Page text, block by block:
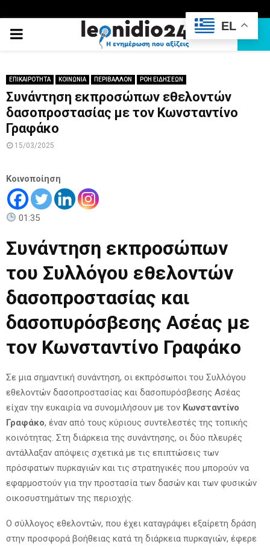
PRIMARY
ΕΠΙΚΑΙΡΟΤΗΤΑ ΚΟΙΝΩΝΙΑ ΠΕΡΙΒΑΛΛΟΝ ΡΟΗ ΕΙΔΗΣΕΩΝ
Συνάντηση εκπροσώπων εθελοντών
δασοπροστασίας με τον Κωνσταντίνο
Γραφάκο
15/03/2025
Κοινοποίηση
01:35
Συνάντηση εκπροσώπων
του Συλλόγου εθελοντών
δασοπροστασίας και
δασοπυρόσβεσης Ασέας με
τον Κωνσταντίνο Γραφάκο
Σε μια σημαντική συνάντηση, οι εκπρόσωποι του Συλλόγου
εθελοντών δασοπροστασίας και δασοπυρόσβεσης Ασέας
είχαν την ευκαιρία να συνομιλήσουν με τον Κωνσταντίνο
Γραφάκο, έναν από τους κύριους συντελεστές της τοπικής
κοινότητας. Στη διάρκεια της συνάντησης, οι δύο πλευρές
αντάλλαξαν απόψεις σχετικά με τις επιπτώσεις των
πρόσφατων πυρκαγιών και τις στρατηγικές που μπορούν να
εφαρμοστούν για την προστασία των δασών και των φυσικών
οικοσυστημάτων της περιοχής.
Ο σύλλογος εθελοντών, που έχει καταγράψει εξαίρετη δράση
στην προσφορά βοήθειας κατά τη διάρκεια πυρκαγιών, έφερε
EL